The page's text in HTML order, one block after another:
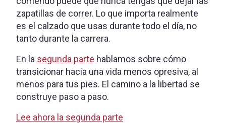
zapatillas de correr. Lo que importa realmente
es el calzado que usas durante todo el día, no
tanto durante la carrera.
En la segunda parte hablamos sobre cómo
transicionar hacia una vida menos opresiva, al
menos para tus pies. El camino a la libertad se
construye paso a paso.
Lee ahora la segunda parte